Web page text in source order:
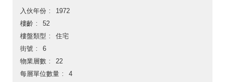
入伙年份
1972
樓齡
52
樓盤類型
住宅
街號
6
物業層數
22
每層單位數量
4